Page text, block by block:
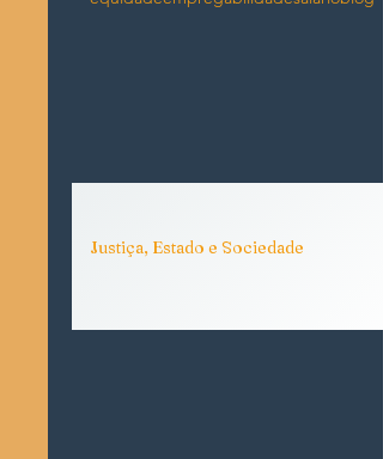
Justiça, Estado e Sociedade